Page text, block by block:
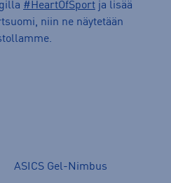
#HeartOfSport ja lisää
niin ne näytetään
ASICS Gel-Nimbus